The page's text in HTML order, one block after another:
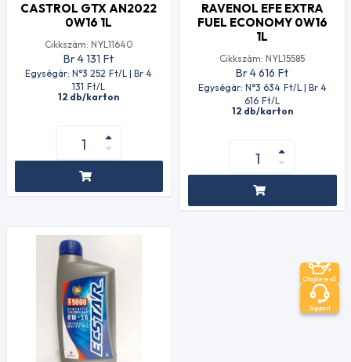
CASTROL GTX AN2022
0W16 1L
Cikkszám: NYL11640
Br 4 131 Ft
Egységár: N°3 252 Ft/L | Br 4
131 Ft/L
12 db/karton
RAVENOL EFE EXTRA
FUEL ECONOMY 0W16
1L
Cikkszám: NYL15585
Br 4 616 Ft
Egységár: N°3 634 Ft/L | Br 4
616 Ft/L
12 db/karton
Olajkereső
Support